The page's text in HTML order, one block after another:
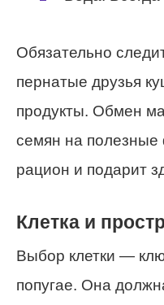
Обязательно
пернатые друзья
продукты. Обмен
семян на полезные
рацион и подарит
Клетка и
Выбор клетки —
попугае. Она